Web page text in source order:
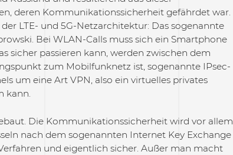
deren Kommunikationssicherheit gefährdet war.
LTE- und 5G-Netzarchitektur: Das sogenannte
Bei WLAN-Calls muss sich ein Smartphone
sicher passieren kann, werden zwischen dem
zum Mobilfunknetz ist, sogenannte IPsec-
um eine Art VPN, also ein virtuelles privates
kann.
Die Kommunikationssicherheit wird vor allem
nach dem sogenannten Internet Key Exchange
und eigentlich sicher. Außer man macht